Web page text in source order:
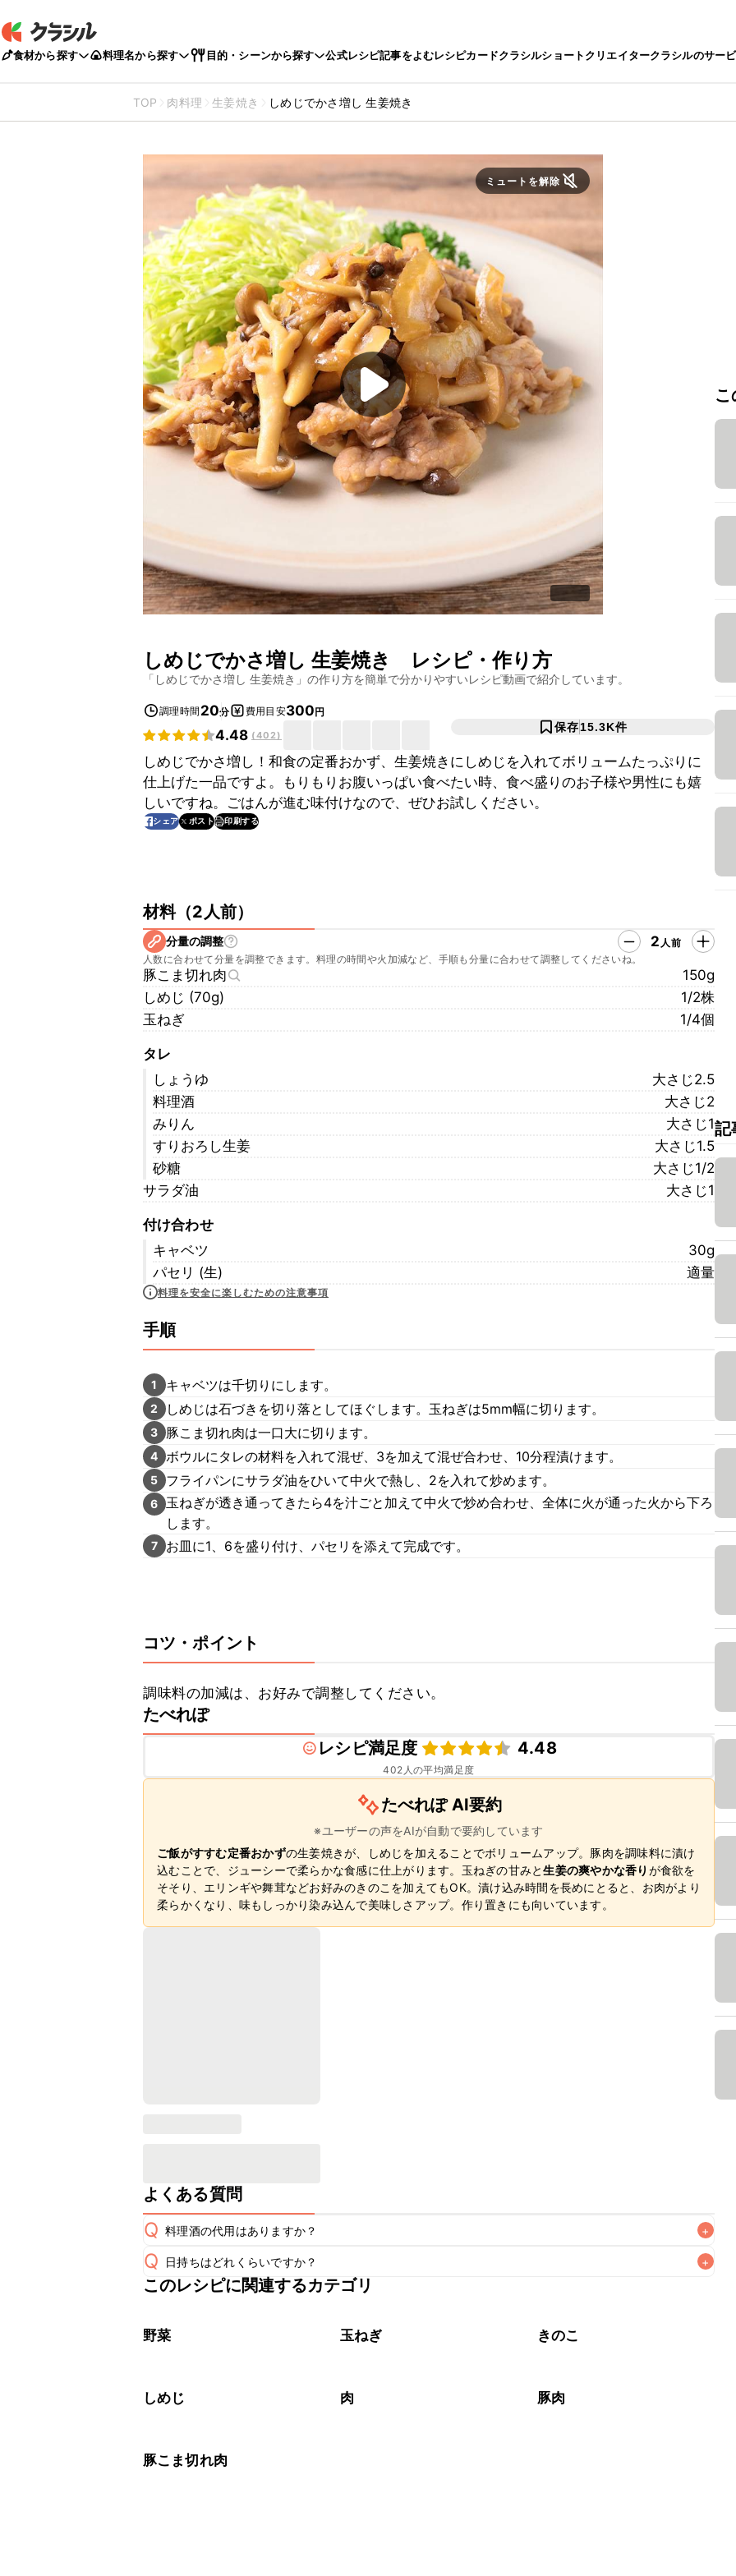
食材から探す 料理名から探す 目的・シーンから探す 公式レシピ記事をよむレシピカードクラシルショートクリエイタークラシルのサー
TOP 肉料理 生姜焼き しめじでかさ増し 生姜焼き
ミュートを解除
しめじでかさ増し 生姜焼き レシピ・作り方
「 しめじでかさ増し 生姜焼き 」の作り方を簡単で分かりやすいレシピ動画で紹介しています。
調理時間 20分 費用目安300円
4.48 (402)
保存15.3K件
しめじでかさ増し！和食の定番おかず、生姜焼きにしめじを入れてボリュームたっぷりに
仕上げた一品ですよ。もりもりお腹いっぱい食べたい時、食べ盛りのお子様や男性にも嬉
しいですね。ごはんが進む味付けなので、ぜひお試しください。
シェア ポスト 印刷する
材料（2人前）
分量の調整 2 人前
人数に合わせて分量を調整できます。料理の時間や火加減など、手順も分量に合わせて調整してくださいね。
豚こま切れ肉
150g
しめじ (70g)
1/2株
玉ねぎ
1/4個
タレ
しょうゆ
大さじ2.5
料理酒
大さじ2
みりん
大さじ1
すりおろし生姜
大さじ1.5
砂糖
大さじ1/2
サラダ油
大さじ1
付け合わせ
キャベツ
30g
パセリ (生)
適量
料理を安全に楽しむための注意事項
手順
1 キャベツは千切りにします。
2 しめじは石づきを切り落としてほぐします。玉ねぎは5mm幅に切ります。
3 豚こま切れ肉は一口大に切ります。
4 ボウルにタレの材料を入れて混ぜ、3を加えて混ぜ合わせ、10分程漬けます。
5 フライパンにサラダ油をひいて中火で熱し、2を入れて炒めます。
6
玉ねぎが透き通ってきたら4を汁ごと加えて中火で炒め合わせ、全体に火が通った火から下ろ
します。
7 お皿に1、6を盛り付け、パセリを添えて完成です。
コツ・ポイント
調味料の加減は、お好みで調整してください。
たべれぽ
レシピ満足度
4.48
402 人の平均満足度
たべれぽ AI要約
※ユーザーの声をAIが自動で要約しています
ご飯がすすむ定番おかずの生姜焼きが、しめじを加えることでボリュームアップ。豚肉を調味料に漬け
込むことで、ジューシーで柔らかな食感に仕上がります。玉ねぎの甘みと生姜の爽やかな香り が食欲を
そそり、エリンギや舞茸などお好みのきのこを加えてもOK。漬け込み時間を長めにとると、お肉がより
柔らかくなり、味もしっかり染み込んで美味しさアップ。作り置きにも向いています。
よくある質問
Q 料理酒の代用はありますか？ +
A
Q 日持ちはどれくらいですか？ +
保存期間は冷蔵で翌日中が目安です。なるべくお早めにお召し上がりください。
※日持ちは目安です。
このレシピに関連するカテゴリ
野菜 玉ねぎ きのこ
しめじ 肉 豚肉
豚こま切れ肉
記